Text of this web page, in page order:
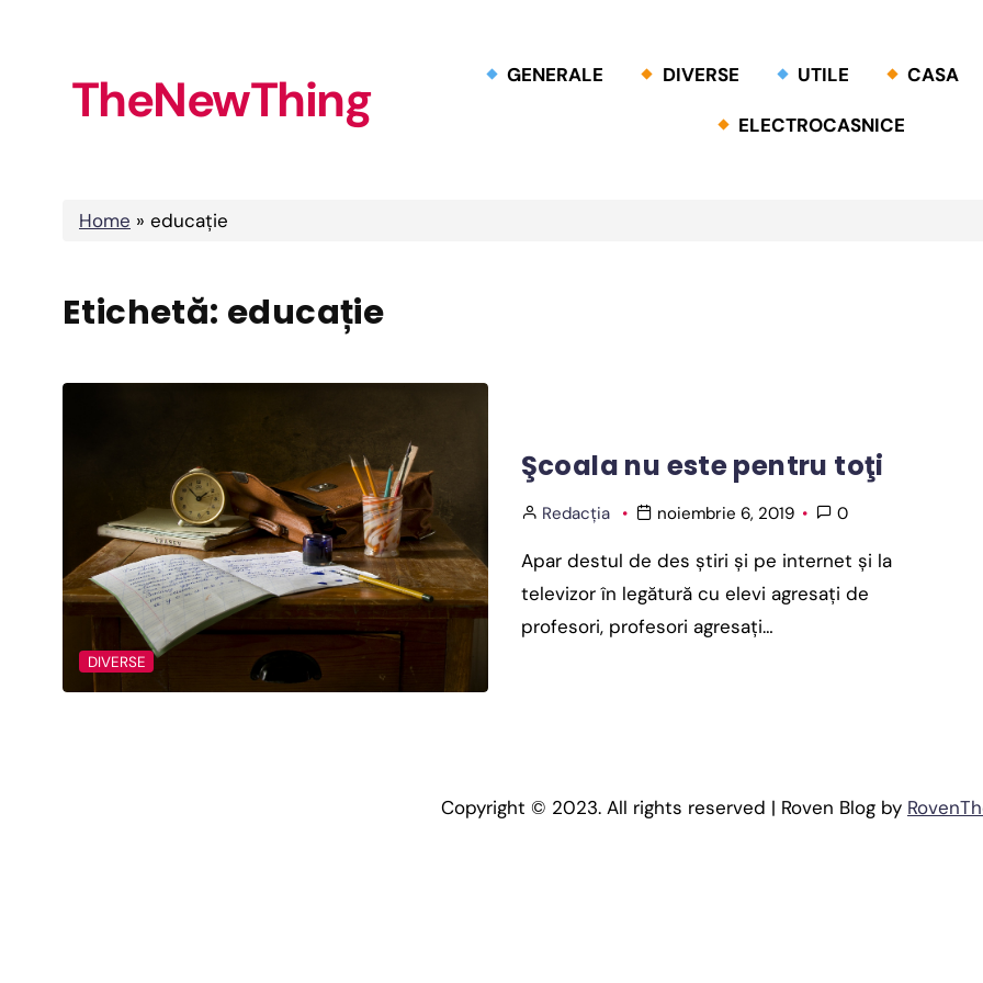
TheNewThing GENERALE DIVERSE UTILE CASA
ELECTROCASNICE
Home » educație
Etichetă: educație
DIVERSE
Şcoala nu este pentru toţi
Redacția noiembrie 6, 2019 0
Apar destul de des ştiri şi pe internet şi la
televizor în legătură cu elevi agresaţi de
profesori, profesori agresaţi…
Copyright © 2023. All rights reserved | Roven Blog by